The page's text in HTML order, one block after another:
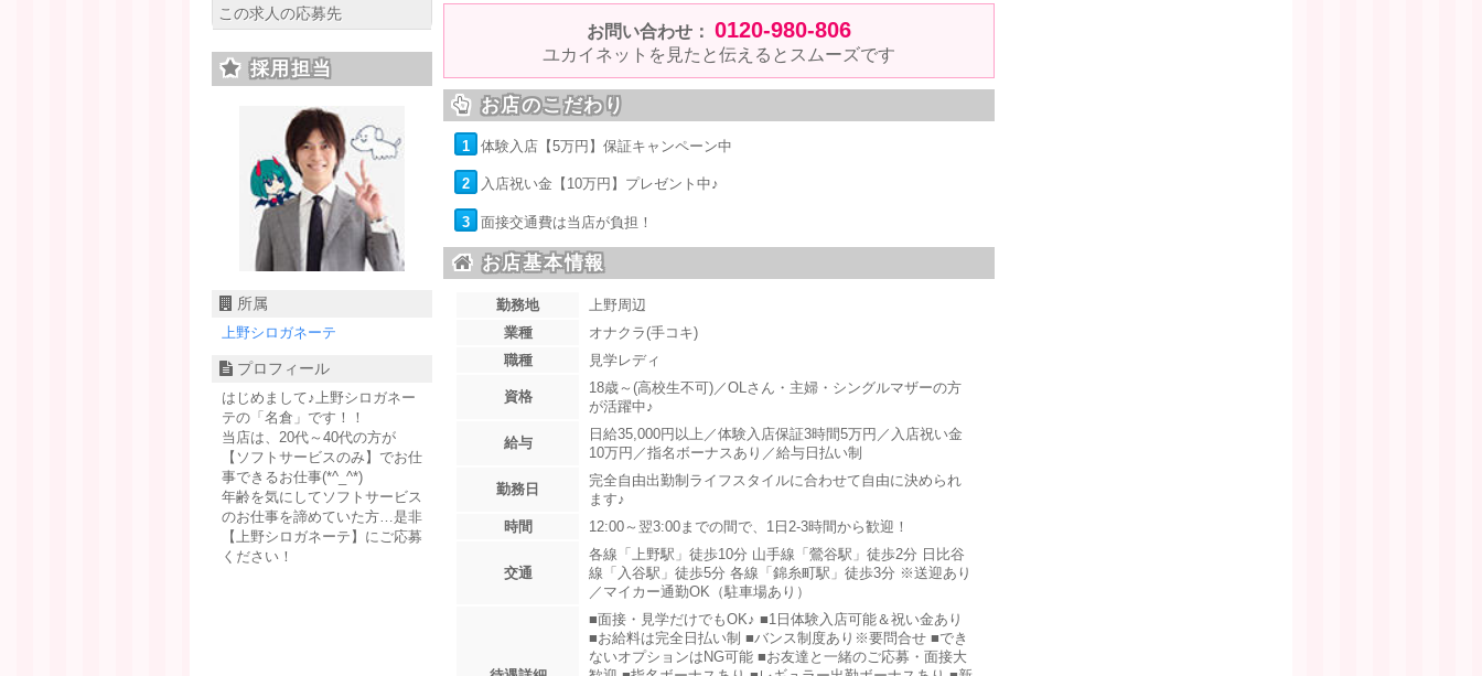
この求人の応募先
採用担当
所属
上野シロガネーテ
プロフィール
はじめまして♪上野シロガネー
テの「名倉」です！！
当店は、20代～40代の方が
【ソフトサービスのみ】でお仕
事できるお仕事(*^_^*)
年齢を気にしてソフトサービス
のお仕事を諦めていた方…是非
【上野シロガネーテ】にご応募
ください！
お問い合わせ： 0120-980-806
ユカイネットを見たと伝えるとスムーズです
お店のこだわり
1 体験入店【5万円】保証キャンペーン中
2 入店祝い金【10万円】プレゼント中♪
3 面接交通費は当店が負担！
お店基本情報
勤務地
上野周辺
業種
オナクラ(手コキ)
職種
見学レディ
資格
18歳～(高校生不可)／OLさん・主婦・シングルマザーの方
が活躍中♪
給与
日給35,000円以上／体験入店保証3時間5万円／入店祝い金
10万円／指名ボーナスあり／給与日払い制
勤務日
完全自由出勤制ライフスタイルに合わせて自由に決められ
ます♪
時間
12:00～翌3:00までの間で、1日2-3時間から歓迎！
交通
各線「上野駅」徒歩10分 山手線「鶯谷駅」徒歩2分 日比谷
線「入谷駅」徒歩5分 各線「錦糸町駅」徒歩3分 ※送迎あり
／マイカー通勤OK（駐車場あり）
■面接・見学だけでもOK♪ ■1日体験入店可能＆祝い金あり
■お給料は完全日払い制 ■バンス制度あり※要問合せ ■でき
ないオプションはNG可能 ■お友達と一緒のご応募・面接大